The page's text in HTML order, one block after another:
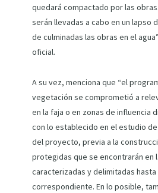
quedará compactado por las
serán llevadas a cabo en un lapso
de culminadas las obras en el
oficial.
A su vez, menciona que “el
vegetación se comprometió a
en la faja o en zonas de influencia
con lo establecido en el estudio
del proyecto, previa a la
protegidas que se encontrarán en
caracterizadas y delimitadas
correspondiente. En lo posible,